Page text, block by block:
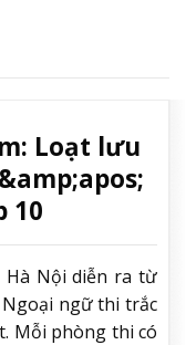
Loạt lưu
10
Hà Nội diễn ra từ
ngữ thi trắc
Mỗi phòng thi có